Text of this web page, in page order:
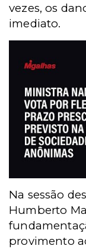
vezes, os
imediato.
Na sessão
Humberto
provimento